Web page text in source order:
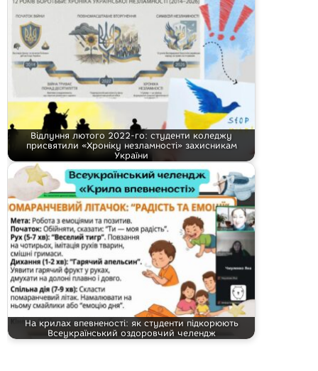
Відлуння лютого 2022-го: студенти коледжу
присвятили «Хроніку незламності» захисникам
України
На крилах впевненості: як студенти підкорюють
Всеукраїнський оздоровчий челендж